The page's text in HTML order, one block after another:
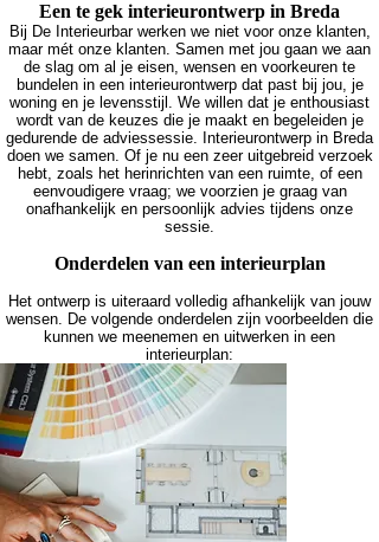
Een te gek interieurontwerp in Breda
Bij De Interieurbar werken we niet voor onze klanten,
maar mét onze klanten. Samen met jou gaan we aan
de slag om al je eisen, wensen en voorkeuren te
bundelen in een interieurontwerp dat past bij jou, je
woning en je levensstijl. We willen dat je enthousiast
wordt van de keuzes die je maakt en begeleiden je
gedurende de adviessessie. Interieurontwerp in Breda
doen we samen. Of je nu een zeer uitgebreid verzoek
hebt, zoals het herinrichten van een ruimte, of een
eenvoudigere vraag; we voorzien je graag van
onafhankelijk en persoonlijk advies tijdens onze
sessie.
Onderdelen van een interieurplan
Het ontwerp is uiteraard volledig afhankelijk van jouw
wensen. De volgende onderdelen zijn voorbeelden die
kunnen we meenemen en uitwerken in een
interieurplan: